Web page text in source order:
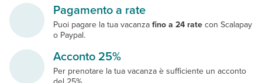
Pagamento a rate
Puoi pagare la tua vacanzafino a 24 ratecon Scalapay
o Paypal.
Acconto 25%
Per prenotare la tua vacanza è sufficiente un acconto